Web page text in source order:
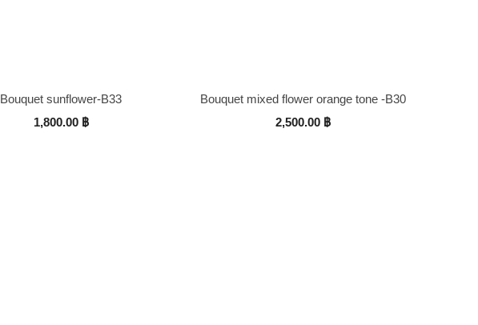
Bouquet sunflower-B33
1,800.00 ฿
Bouquet mixed flower orange tone -B30
2,500.00 ฿